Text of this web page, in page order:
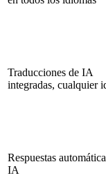
Traducciones de IA
integradas, cualquier
Respuestas
IA